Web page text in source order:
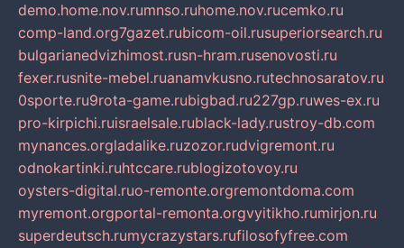
demo.home.nov.rumnso.ruhome.nov.rucemko.ru
comp-land.org7gazet.rubicom-oil.rusuperiorsearch.ru
bulgarianedvizhimost.rusn-hram.rusenovosti.ru
fexer.rusnite-mebel.ruanamvkusno.rutechnosaratov.ru
0sporte.ru9rota-game.rubigbad.ru227gp.ruwes-ex.ru
pro-kirpichi.ruisraelsale.rublack-lady.rustroy-db.com
mynances.orgladalike.ruzozor.rudvigremont.ru
odnokartinki.ruhtccare.rublogizotovoy.ru
oysters-digital.ruo-remonte.orgremontdoma.com
myremont.orgportal-remonta.orgvyitikho.rumirjon.ru
superdeutsch.rumycrazystars.rufilosofyfree.com